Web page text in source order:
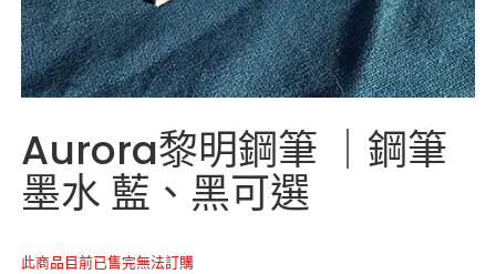
Aurora黎明鋼筆 ｜鋼筆
墨水 藍、黑可選
此商品目前已售完無法訂購